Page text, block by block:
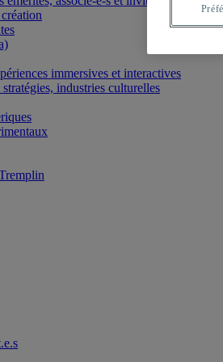
immersives et interactives
industries culturelles